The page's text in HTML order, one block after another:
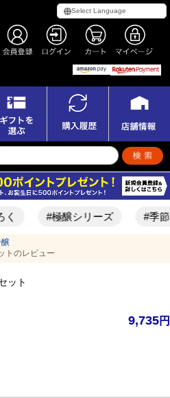
#極醸シリーズ #季節
トのレビュー
ット
9,735